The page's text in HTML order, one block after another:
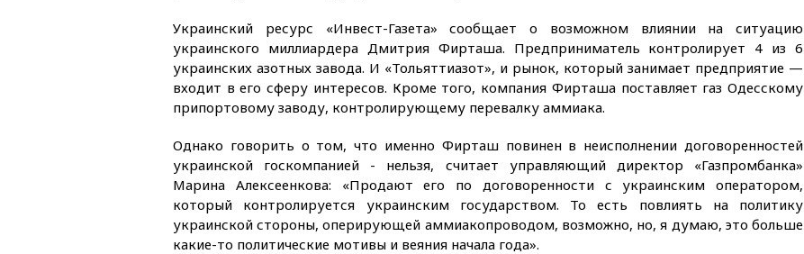
без российских туристов
18:35
В Жуковском и
аэропорту Геленджика
введены ограничения
18:15 Четыре человека
пострадали при атаках ВСУ на
Белгородскую область
18:00Совет мира выбрал
Украинский ресурс «Инвест-Газета» сообщает о возможном влиянии на ситуацию
украинского миллиардера Дмитрия Фирташа. Предприниматель контролирует 4 из 6
украинских азотных завода. И «Тольяттиазот», и рынок, который занимает предприятие —
входит в его сферу интересов. Кроме того, компания Фирташа поставляет газ Одесскому
припортовому заводу, контролирующему перевалку аммиака.
Однако говорить о том, что именно Фирташ повинен в неисполнении договоренностей
украинской госкомпанией - нельзя, считает управляющий директор «Газпромбанка»
Марина Алексеенкова: «Продают его по договоренности с украинским оператором,
который контролируется украинским государством. То есть повлиять на политику
украинской стороны, оперирующей аммиакопроводом, возможно, но, я думаю, это больше
какие-то политические мотивы и веяния начала года».